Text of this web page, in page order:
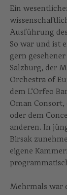
Ein
Ausführung
So war und ist
gern
Salzburg, der
Orchestra of
dem L‘Orfeo
Oman
oder dem
anderen. In
Birsak
eigene
Mehrmals war